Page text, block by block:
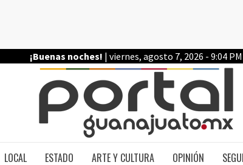
¡Buenas noches! | viernes, agosto 7, 2026 - 9:04 PM
LOCAL ESTADO ARTE Y CULTURA OPINIÓN